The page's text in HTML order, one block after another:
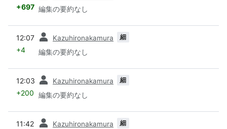
+697 編集の要約なし
12:07 Kazuhironakamura 細
+4 編集の要約なし
12:03 Kazuhironakamura 細
+200 編集の要約なし
11:42 Kazuhironakamura 細